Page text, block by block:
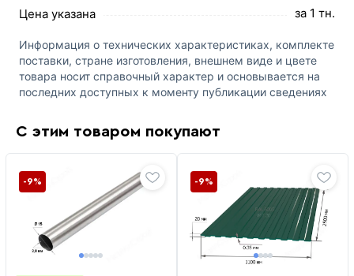
Цена указана
за 1 тн.
Информация о технических характеристиках, комплекте
поставки, стране изготовления, внешнем виде и цвете
товара носит справочный характер и основывается на
последних доступных к моменту публикации сведениях
С этим товаром покупают
-9% -9%